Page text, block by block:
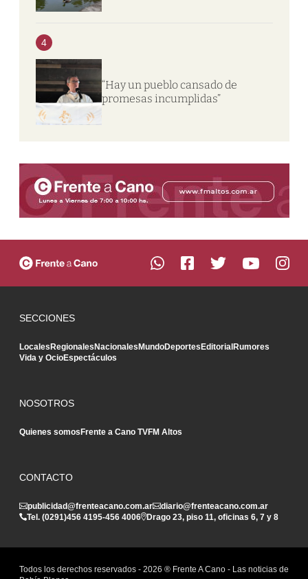
4
“Hay un pueblo cansado de
promesas incumplidas”
SECCIONES
Locales Regionales Nacionales MundoDeportes Editorial Rumores
Vida y OcioEspectáculos
NOSOTROS
Quienes somos Frente a Cano TVFM Altos
CONTACTO
publicidad@frenteacano.com.ar
diario@frenteacano.com.ar
Tel. (0291)456 4195-456 4006 Drago 23, piso 11, oficinas 6, 7 y 8
Todos los derechos reservados - 2026 ® Frente A Cano - Las noticias de